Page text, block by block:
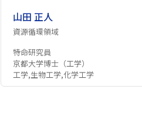
山田 正人
資源循環領域
特命研究員
京都大学博士（工学）
工学,生物工学,化学工学